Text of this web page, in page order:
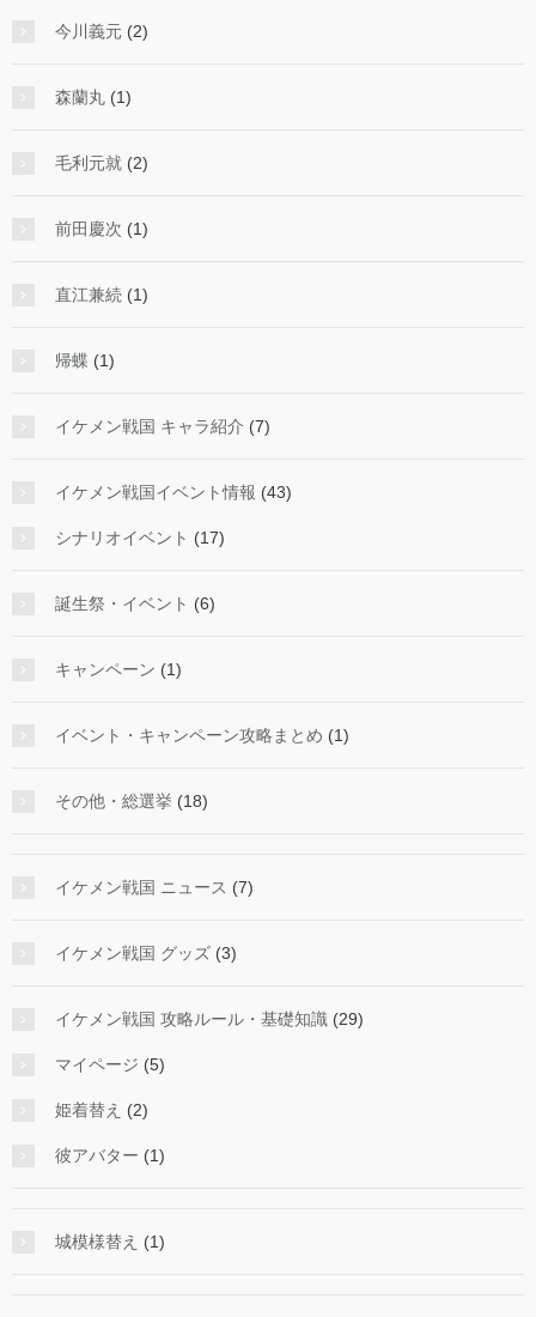
今川義元 (2)
森蘭丸 (1)
毛利元就 (2)
前田慶次 (1)
直江兼続 (1)
帰蝶 (1)
イケメン戦国 キャラ紹介 (7)
イケメン戦国イベント情報 (43)
シナリオイベント (17)
誕生祭・イベント (6)
キャンペーン (1)
イベント・キャンペーン攻略まとめ (1)
その他・総選挙 (18)
イケメン戦国 ニュース (7)
イケメン戦国 グッズ (3)
イケメン戦国 攻略ルール・基礎知識 (29)
マイページ (5)
姫着替え (2)
彼アバター (1)
城模様替え (1)